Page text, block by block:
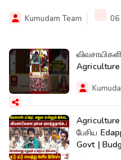
Kumudam Team
Agriculture
பேசிய
Govt |